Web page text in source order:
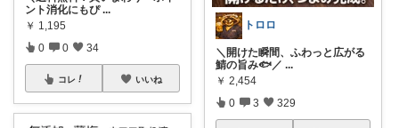
ント消化にもぴ ...
￥ 1,195
0 0 34
コレ いいね
トロロ
＼開けた瞬間、ふわっと広がる
鯖の旨み🐟／ ...
￥ 2,454
0 3 329